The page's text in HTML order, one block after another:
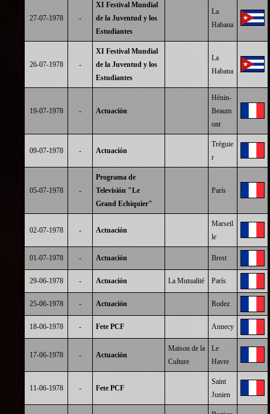
27-07-1978 -
XI Festival Mundial
de la Juventud y los
Estudiantes
La
Habana
26-07-1978 -
XI Festival Mundial
de la Juventud y los
Estudiantes
La
Habana
19-07-1978 - Actuación
Hénin-
Beaum
ont
09-07-1978 - Actuación
Tréguie
r
05-07-1978 -
Programa de
Televisión "Le
Grand Echiquier"
París
02-07-1978 - Actuación
Marseil
le
01-07-1978 - Actuación Brest
29-06-1978 - Actuación La Mutualité París
25-06-1978 - Actuación Rodez
18-06-1978 - Fete PCF Annecy
17-06-1978 - Actuación
Maison de la
Culture
Le
Havre
11-06-1978 - Fete PCF
Saint
Junien